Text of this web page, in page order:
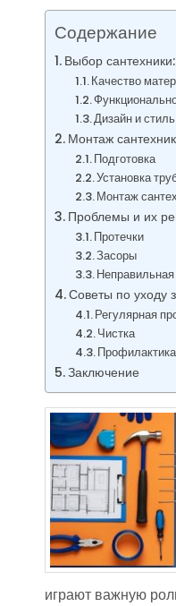
Содержание
Выбор
Качество
Дизайн и стиль
Монтаж
Подготовка
Установка
Монтаж
Проблемы и их
Протечки
Засоры
Советы по уходу
Регулярная
Чистка
Профилактика
Заключение
играют важную